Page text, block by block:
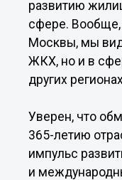
развитию
сфере. Вообще,
Москвы, мы
ЖКХ, но и в
других
Уверен, что
365-летию
импульс
и